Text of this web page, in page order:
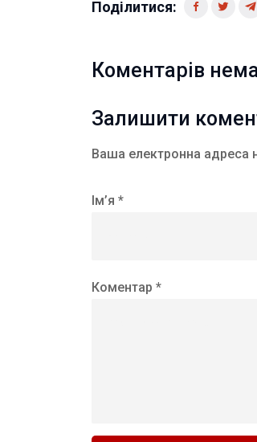
Поділитися:
Коментарів
Залишити
Ваша електронна адреса
Ім’я *
Коментар *